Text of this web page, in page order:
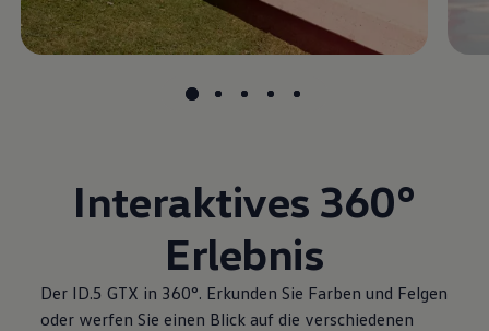
Interaktives 360°
Erlebnis
Der ID.5 GTX in 360°. Erkunden Sie Farben und Felgen
oder werfen Sie einen Blick auf die verschiedenen